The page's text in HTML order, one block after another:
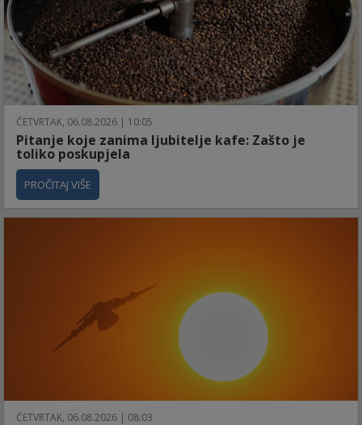
ČETVRTAK, 06.08.2026 | 10:05
Pitanje koje zanima ljubitelje kafe: Zašto je
toliko poskupjela
PROČITAJ VIŠE
ČETVRTAK, 06.08.2026 | 08:03